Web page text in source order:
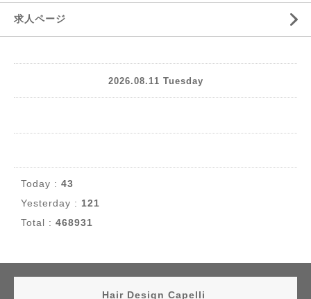
求人ページ
2026.08.11 Tuesday
Today : 43
Yesterday : 121
Total : 468931
Hair Design Capelli